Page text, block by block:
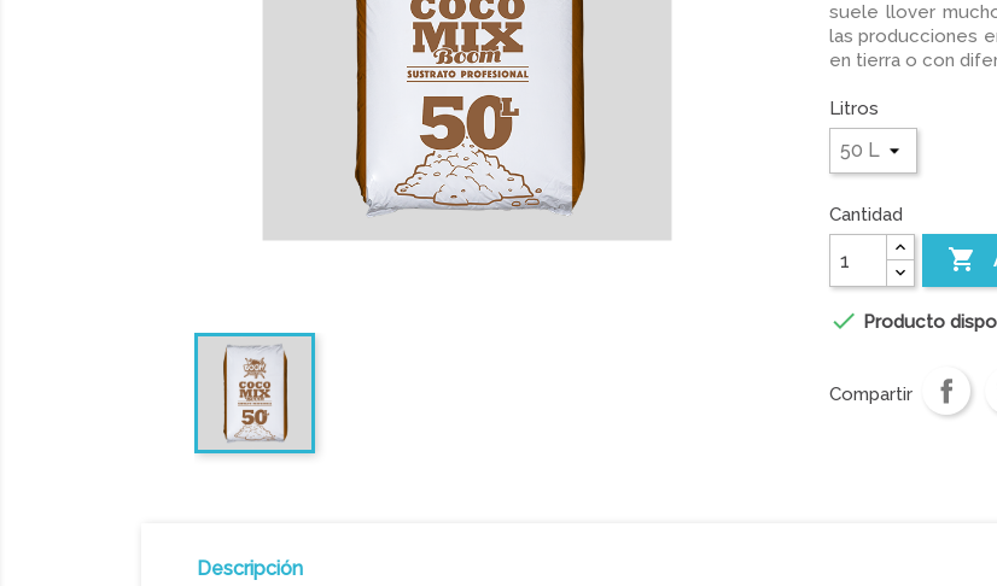
suele llover
las producciones
en tierra o con
Litros
Cantidad

 Producto
Compartir
Descripción